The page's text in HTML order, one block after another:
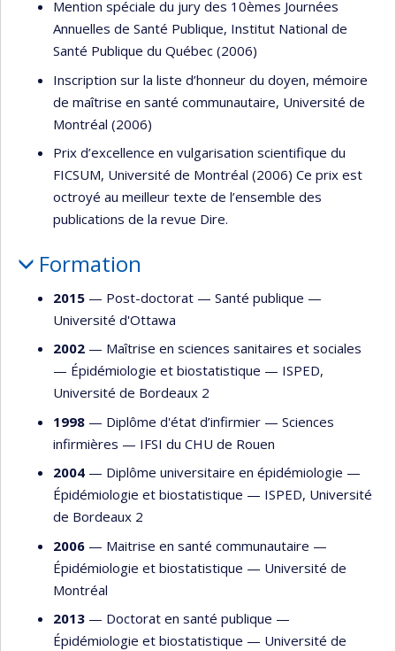
Mention spéciale du jury des 10èmes Journées
Annuelles de Santé Publique, Institut National de
Santé Publique du Québec (2006)
Inscription sur la liste d’honneur du doyen, mémoire
de maîtrise en santé communautaire, Université de
Montréal (2006)
Prix d’excellence en vulgarisation scientifique du
FICSUM, Université de Montréal (2006) Ce prix est
octroyé au meilleur texte de l’ensemble des
publications de la revue Dire.
Formation
2015 — Post-doctorat — Santé publique —
Université d'Ottawa
2002 — Maîtrise en sciences sanitaires et sociales
— Épidémiologie et biostatistique — ISPED,
Université de Bordeaux 2
1998 — Diplôme d'état d’infirmier — Sciences
infirmières — IFSI du CHU de Rouen
2004 — Diplôme universitaire en épidémiologie —
Épidémiologie et biostatistique — ISPED, Université
de Bordeaux 2
2006 — Maitrise en santé communautaire —
Épidémiologie et biostatistique — Université de
Montréal
2013 — Doctorat en santé publique —
Épidémiologie et biostatistique — Université de